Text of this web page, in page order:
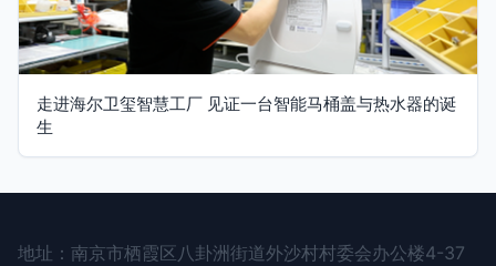
走进海尔卫玺智慧工厂 见证一台智能马桶盖与热水器的诞
生
地址：南京市栖霞区八卦洲街道外沙村村委会办公楼4-37